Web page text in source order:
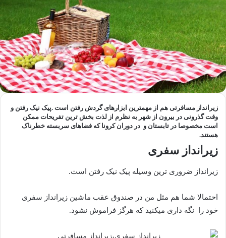
زیرانداز مسافرتی هم از مهمترین ابزارهای گردش رفتن است .پیک نیک رفتن و
وقت گذرونی در بیرون از شهر به نظرم از لذت بخش ترین تفریحات ممکن
است مخصوصا در تابستان و در دوران کرونا که فضاهای سربسته خطرناک
هستند.
زیرانداز سفری
زیرانداز ضروری ترین وسیله پیک نیک رفتن است.
احتمالا شما هم مثل من در صندوق عقب ماشین زیرانداز سفری
خود را نگه داری میکنید که هرگز فراموش نشود.